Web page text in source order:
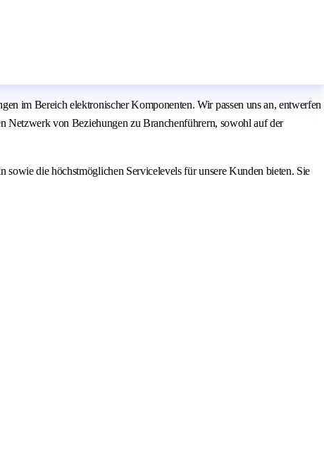
im Bereich elektronischer Komponenten. Wir passen uns an, entwerfen
Netzwerk von Beziehungen zu Branchenführern, sowohl auf der
die höchstmöglichen Servicelevels für unsere Kunden bieten. Sie